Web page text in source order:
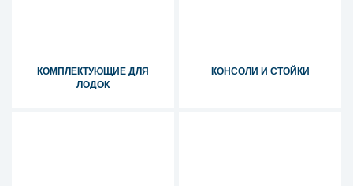
КОМПЛЕКТУЮЩИЕ ДЛЯ
ЛОДОК
КОНСОЛИ И СТОЙКИ